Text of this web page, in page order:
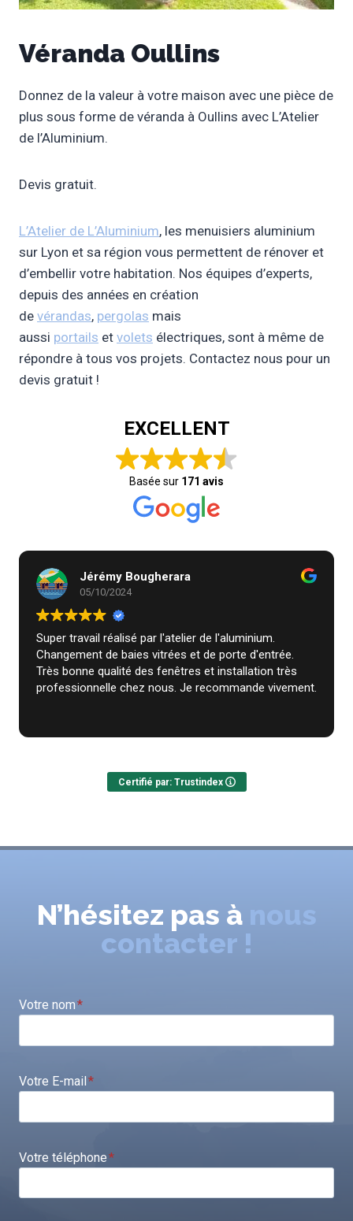
Véranda Oullins
Donnez de la valeur à votre maison avec une pièce de
plus sous forme de véranda à Oullins avec L’Atelier
de l’Aluminium.
Devis gratuit.
L’Atelier de L’Aluminium, les menuisiers aluminium
sur Lyon et sa région vous permettent de rénover et
d’embellir votre habitation. Nos équipes d’experts,
depuis des années en création
de vérandas, pergolas mais
aussi portails et volets électriques, sont à même de
répondre à tous vos projets. Contactez nous pour un
devis gratuit !
EXCELLENT
Basée sur 171 avis
Jérémy Bougherara
05/10/2024
Super travail réalisé par l'atelier de l'aluminium.
Changement de baies vitrées et de porte d'entrée.
Très bonne qualité des fenêtres et installation très
professionnelle chez nous. Je recommande vivement.
Certifié par: Trustindex
N’hésitez pas à nous
contacter !
Votre nom*
Votre E-mail*
Votre téléphone*